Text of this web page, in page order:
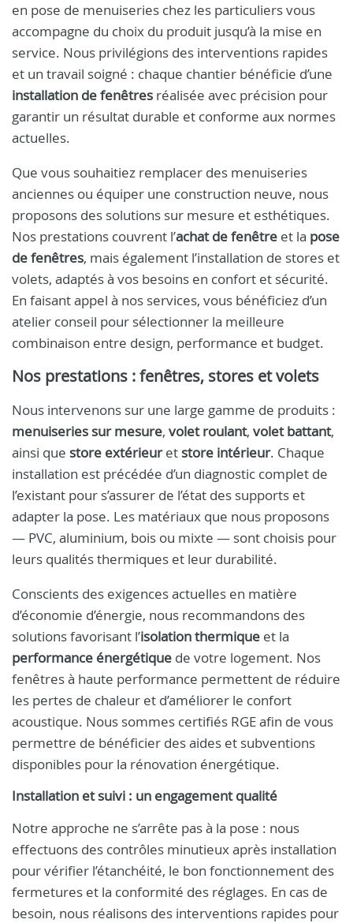
en pose de menuiseries chez les particuliers vous
accompagne du choix du produit jusqu’à la mise en
service. Nous privilégions des interventions rapides
et un travail soigné : chaque chantier bénéficie d’une
installation de fenêtres réalisée avec précision pour
garantir un résultat durable et conforme aux normes
actuelles.
Que vous souhaitiez remplacer des menuiseries
anciennes ou équiper une construction neuve, nous
proposons des solutions sur mesure et esthétiques.
Nos prestations couvrent l’achat de fenêtre et la pose
de fenêtres, mais également l’installation de stores et
volets, adaptés à vos besoins en confort et sécurité.
En faisant appel à nos services, vous bénéficiez d’un
atelier conseil pour sélectionner la meilleure
combinaison entre design, performance et budget.
Nos prestations : fenêtres, stores et volets
Nous intervenons sur une large gamme de produits :
menuiseries sur mesure, volet roulant, volet battant,
ainsi que store extérieuret store intérieur. Chaque
installation est précédée d’un diagnostic complet de
l’existant pour s’assurer de l’état des supports et
adapter la pose. Les matériaux que nous proposons
— PVC, aluminium, bois ou mixte — sont choisis pour
leurs qualités thermiques et leur durabilité.
Conscients des exigences actuelles en matière
d’économie d’énergie, nous recommandons des
solutions favorisant l’isolation thermique et la
performance énergétique de votre logement. Nos
fenêtres à haute performance permettent de réduire
les pertes de chaleur et d’améliorer le confort
acoustique. Nous sommes certifiés RGE afin de vous
permettre de bénéficier des aides et subventions
disponibles pour la rénovation énergétique.
Installation et suivi : un engagement qualité
Notre approche ne s’arrête pas à la pose : nous
effectuons des contrôles minutieux après installation
pour vérifier l’étanchéité, le bon fonctionnement des
fermetures et la conformité des réglages. En cas de
besoin, nous réalisons des interventions rapides pour